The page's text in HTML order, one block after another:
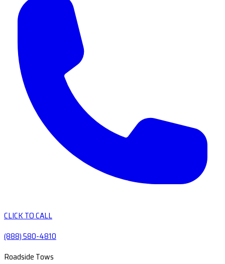
CLICK TO CALL
(888) 580-4810
Roadside Tows